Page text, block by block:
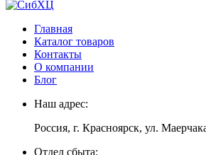
Главная
Каталог товаров
Контакты
О компании
Блог
Наш адрес:
Россия, г. Красноярск, ул.
Отдел сбыта: